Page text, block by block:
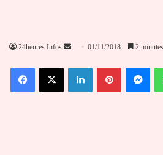
24heures Infos
Envoyer
courriel
01/11/2018 2
FacebookX LinkedinPinterest